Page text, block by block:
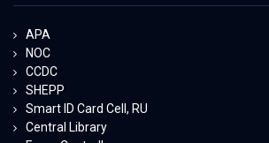
APA
NOC
CCDC
SHEPP
Smart ID Card Cell, RU
Central Library